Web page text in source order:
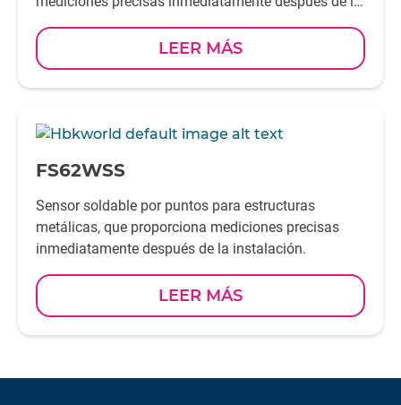
instalación.
LEER MÁS
-
FS62WSS
Sensor soldable por puntos para estructuras
metálicas, que proporciona mediciones precisas
inmediatamente después de la instalación.
LEER MÁS